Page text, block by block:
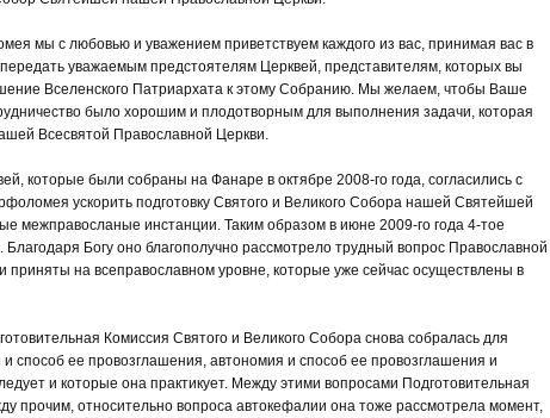
мы с любовью и уважением приветствуем каждого из вас, принимая вас в
уважаемым предстоятелям Церквей, представителям, которых вы
Вселенского Патриархата к этому Собранию. Мы желаем, чтобы Ваше
было хорошим и плодотворным для выполнения задачи, которая
Всесвятой Православной Церкви.
которые были собраны на Фанаре в октябре 2008-го года, согласились с
ускорить подготовку Святого и Великого Собора нашей Святейшей
межправосланые инстанции. Таким образом в июне 2009-го года 4-тое
Богу оно благополучно рассмотрело трудный вопрос Православной
на всеправославном уровне, которые уже сейчас осуществлены в
Комиссия Святого и Великого Собора снова собралась для
способ ее провозглашения, автономия и способ ее провозглашения и
и которые она практикует. Между этими вопросами Подготовительная
прочим, относительно вопроса автокефалии она тоже рассмотрела момент,